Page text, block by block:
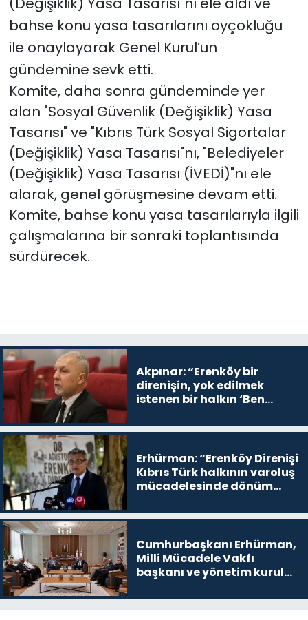
bahse konu yasa tasarılarını oyçokluğu
ile onaylayarak Genel Kurul’un
gündemine sevk etti.
Komite, daha sonra gündeminde yer
alan "Sosyal Güvenlik (Değişiklik) Yasa
Tasarısı" ve "Kıbrıs Türk Sosyal Sigortalar
(Değişiklik) Yasa Tasarısı"nı, "Belediyeler
(Değişiklik) Yasa Tasarısı (İVEDİ)"nı ele
alarak, genel görüşmesine devam etti.
Komite, bahse konu yasa tasarılarıyla ilgili
çalışmalarına bir sonraki toplantısında
sürdürecek.
Akpınar: “Erenköy bir
direnişin, yok edilmek
istenen bir halkın ‘Ben
devam edeceğim’ dediği
Erhürman: “Erenköy Direnişi
Kıbrıs Türk halkının varoluş
mücadelesinde dönüm
Cumhurbaşkanı Erhürman,
Milli Mücadele Vakfı
başkanı ve yönetim kurulu